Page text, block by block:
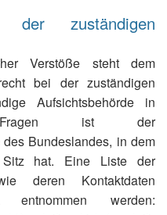
der zuständigen
Verstöße steht dem
bei der zuständigen
Aufsichtsbehörde in
Fragen ist der
Bundeslandes, in dem
Sitz hat. Eine Liste der
deren Kontaktdaten
werden: